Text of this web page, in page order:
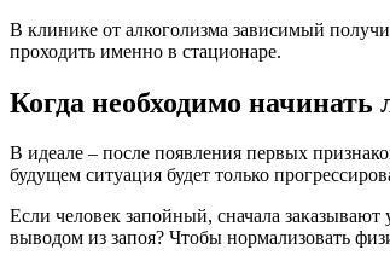
В клинике от алкоголизма зависимый
проходить именно в стационаре.
Когда необходимо начинать
В идеале – после появления первых
будущем ситуация будет только
Если человек запойный, сначала
выводом из запоя? Чтобы нормализовать